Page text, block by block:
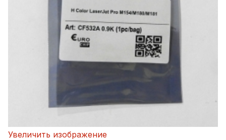
Увеличить изображение